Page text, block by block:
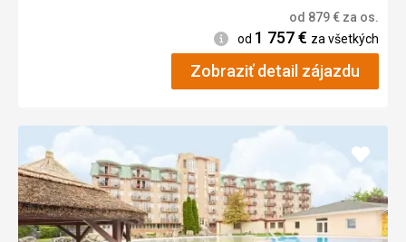
od 879€ za os.
Informácie
od 1 757€ za všetkých
Zobraziť detail zájazdu
Pridať